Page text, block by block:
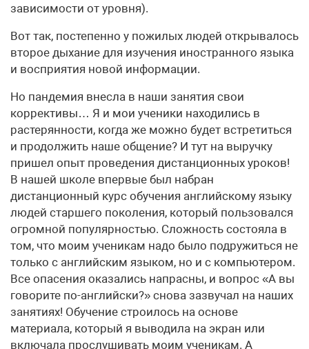
зависимости от уровня).
Вот так, постепенно у пожилых людей открывалось
второе дыхание для изучения иностранного языка
и восприятия новой информации.
Но пандемия внесла в наши занятия свои
коррективы… Я и мои ученики находились в
растерянности, когда же можно будет встретиться
и продолжить наше общение? И тут на выручку
пришел опыт проведения дистанционных уроков!
В нашей школе впервые был набран
дистанционный курс обучения английскому языку
людей старшего поколения, который пользовался
огромной популярностью. Сложность состояла в
том, что моим ученикам надо было подружиться не
только с английским языком, но и с компьютером.
Все опасения оказались напрасны, и вопрос «А вы
говорите по-английски?» снова зазвучал на наших
занятиях! Обучение строилось на основе
материала, который я выводила на экран или
включала прослушивать моим ученикам. А